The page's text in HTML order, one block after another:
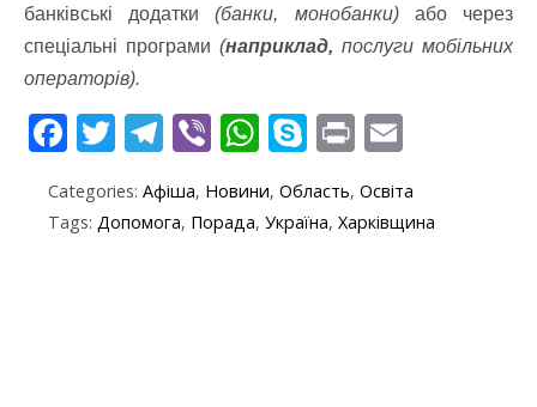
банківські додатки(банки, монобанки)або через
спеціальні програми (наприклад, послуги мобільних
операторів).
F
e
b
T
itt
T
e
gr
Vi
er
W
at
S
y
p
Pr
t ai
l
Categories: Афіша, Новини, Область, Освіта
Tags: Допомога, Порада, Україна, Харківщина